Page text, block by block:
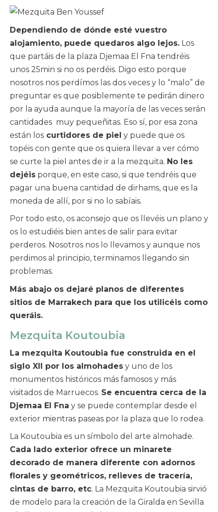
Dependiendo de dónde esté vuestro
alojamiento, puede quedaros algo lejos. Los
que partáis de la plaza Djemaa El Fna tendréis
unos 25min si no os perdéis. Digo esto porque
nosotros nos perdímos las dos veces y lo “malo” de
preguntar es que posiblemente te pedirán dinero
por la ayuda aunque la mayoría de las veces serán
cantidades muy pequeñitas. Eso sí, por esa zona
están los curtidores de piel y puede que os
topéis con gente que os quiera llevar a ver cómo
se curte la piel antes de ir a la mezquita. No les
dejéis porque, en este caso, si que tendréis que
pagar una buena cantidad de dirhams, que es la
moneda de allí, por si no lo sabíais.
Por todo esto, os aconsejo que os llevéis un plano y
os lo estudiéis bien antes de salir para evitar
perderos. Nosotros nos lo llevamos y aunque nos
perdimos al principio, terminamos llegando sin
problemas.
Más abajo os dejaré planos de diferentes
sitios de Marrakech para que los utilicéis como
queráis.
Mezquita Koutoubia
La mezquita Koutoubia fue construida en el
siglo XII por los almohades y uno de los
monumentos históricos más famosos y más
visitados de Marruecos. Se encuentra cerca de la
Djemaa El Fna y se puede contemplar desde el
exterior mientras paseas por la plaza que lo rodea.
La Koutoubia es un símbolo del arte almohade.
Cada lado exterior ofrece un minarete
decorado de manera diferente con adornos
florales y geométricos, relieves de tracería,
cintas de barro, etc. La Mezquita Koutoubia sirvió
de modelo para la creación de la Giralda en Sevilla